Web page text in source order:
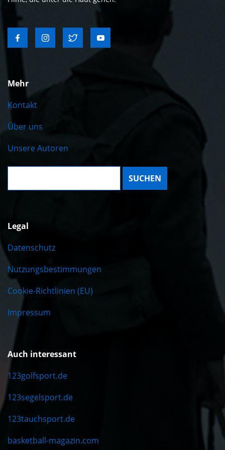
Mehr
Kontakt
Über uns
Unsere Autoren
Suche:
Legal
Datenschutz
Nutzungsbestimmungen
Cookie-Richtlinien (EU)
Impressum
Auch interessant
123golfsport.de
123segelsport.de
123tauchsport.de
basketball-magazin.com